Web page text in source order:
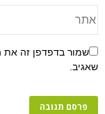
שמור בדפדפן זה את
שאגיב.